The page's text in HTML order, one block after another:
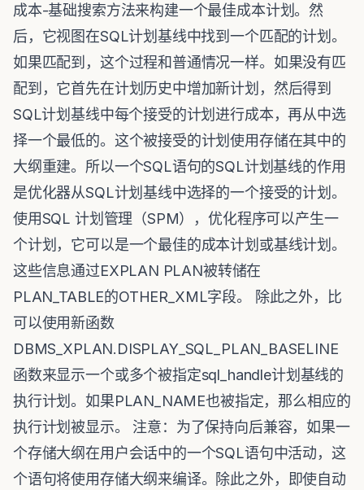
成本-基础搜索方法来构建一个最佳成本计划。然
后，它视图在SQL计划基线中找到一个匹配的计划。
如果匹配到，这个过程和普通情况一样。如果没有匹
配到，它首先在计划历史中增加新计划，然后得到
SQL计划基线中每个接受的计划进行成本，再从中选
择一个最低的。这个被接受的计划使用存储在其中的
大纲重建。所以一个SQL语句的SQL计划基线的作用
是优化器从SQL计划基线中选择的一个接受的计划。
使用SQL 计划管理（SPM），优化程序可以产生一
个计划，它可以是一个最佳的成本计划或基线计划。
这些信息通过EXPLAN PLAN被转储在
PLAN_TABLE的OTHER_XML字段。 除此之外，比
可以使用新函数
DBMS_XPLAN.DISPLAY_SQL_PLAN_BASELINE
函数来显示一个或多个被指定sql_handle计划基线的
执行计划。如果PLAN_NAME也被指定，那么相应的
执行计划被显示。 注意：为了保持向后兼容，如果一
个存储大纲在用户会话中的一个SQL语句中活动，这
个语句将使用存储大纲来编译。除此之外，即使自动